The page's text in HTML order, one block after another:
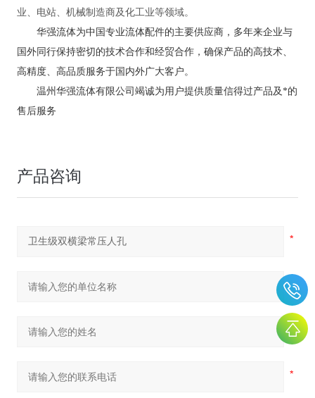
业、电站、机械制造商及化工业等领域。
华强流体为中国专业流体配件的主要供应商，多年来企业与
国外同行保持密切的技术合作和经贸合作，确保产品的高技术、
高精度、高品质服务于国内外广大客户。
温州华强流体有限公司竭诚为用户提供质量信得过产品及*的
售后服务
产品咨询